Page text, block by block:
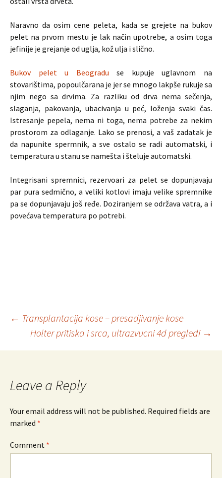
Naravno da osim cene peleta, kada se grejete na bukov
pelet na prvom mestu je lak način upotrebe, a osim toga
jefinije je grejanje od uglja, kož ulja i slično.
Bukov pelet u Beogradu se kupuje uglavnom na
stovarištima, popoulčarana je jer se mnogo lakpše rukuje sa
njim nego sa drvima. Za razliku od drva nema sečenja,
slaganja, pakovanja, ubacivanja u peć, loženja svaki čas.
Istresanje pepela, nema ni toga, nema potrebe za nekim
prostorom za odlaganje. Lako se prenosi, a vaš zadatak je
da napunite spermnik, a sve ostalo se radi automatski, i
temperatura u stanu se namešta i šteluje automatski.
Integrisani spremnici, rezervoari za pelet se dopunjavaju
par pura sedmično, a veliki kotlovi imaju velike spremnike
pa se dopunjavaju još ređe. Doziranjem se održava vatra, a i
povećava temperatura po potrebi.
Post
navigation
← Transplantacija kose – presadjivanje kose
Holter pritiska i srca, ultrazvucni 4d pregledi →
Leave a Reply
Your email address will not be published. Required fields are
marked *
Comment *